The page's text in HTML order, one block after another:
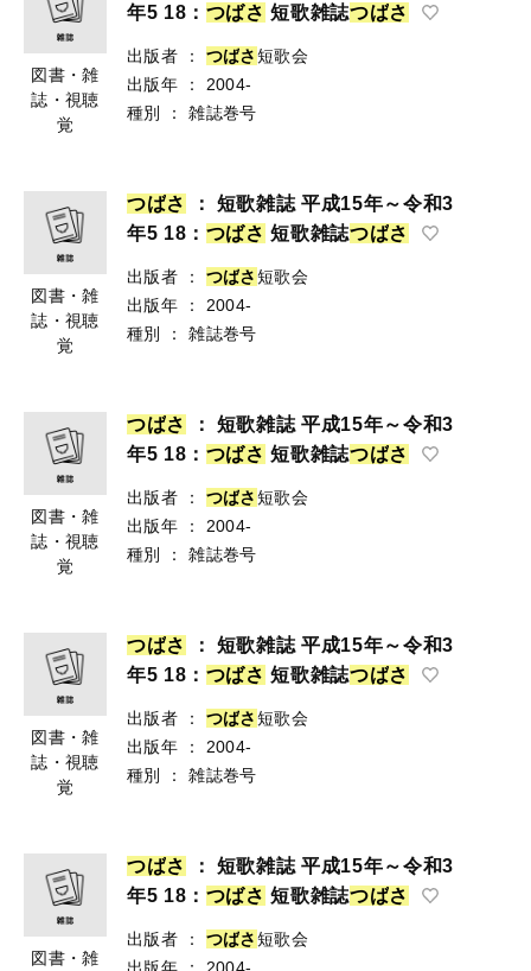
図書・雑
誌・視聴
覚
年5 18： つばさ 短歌雑誌つばさ
出版者 ： つばさ短歌会
出版年
：
2004-
種別
： 雑誌巻号
図書・雑
誌・視聴
覚
つばさ
： 短歌雑誌 平成15年～令和3
年5 18： つばさ 短歌雑誌つばさ
出版者 ： つばさ短歌会
出版年
：
2004-
種別
： 雑誌巻号
図書・雑
誌・視聴
覚
つばさ
： 短歌雑誌 平成15年～令和3
年5 18： つばさ 短歌雑誌つばさ
出版者 ： つばさ短歌会
出版年
：
2004-
種別
： 雑誌巻号
図書・雑
誌・視聴
覚
つばさ
： 短歌雑誌 平成15年～令和3
年5 18： つばさ 短歌雑誌つばさ
出版者 ： つばさ短歌会
出版年
：
2004-
種別
： 雑誌巻号
図書・雑
つばさ
： 短歌雑誌 平成15年～令和3
年5 18： つばさ 短歌雑誌つばさ
出版者 ： つばさ短歌会
出版年
： 2004-